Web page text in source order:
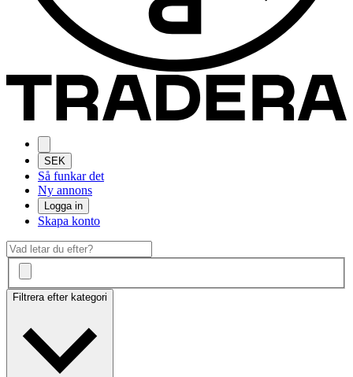
SEK
Så funkar det
Ny annons
Logga in
Skapa konto
Filtrera efter kategori